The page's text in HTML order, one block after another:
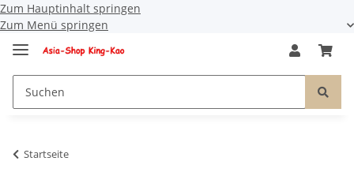
Zum Hauptinhalt springen
Zum Menü springen
Startseite